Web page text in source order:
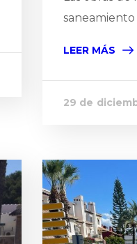
LEER MÁS
29 de